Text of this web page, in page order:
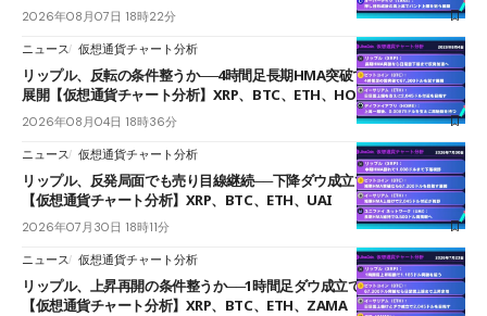
2026年08月07日 18時22分
ニュース 仮想通貨チャート分析
リップル、反転の条件整うか──4時間足長期HMA突破で雲下端を目指す
展開【仮想通貨チャート分析】XRP、BTC、ETH、HOME
2026年08月04日 18時36分
ニュース 仮想通貨チャート分析
リップル、反発局面でも売り目線継続──下降ダウ成立で下値追う展開
【仮想通貨チャート分析】XRP、BTC、ETH、UAI
2026年07月30日 18時11分
ニュース 仮想通貨チャート分析
リップル、上昇再開の条件整うか──1時間足ダウ成立で1.185ドルを狙う
【仮想通貨チャート分析】XRP、BTC、ETH、ZAMA